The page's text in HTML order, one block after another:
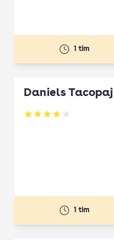
1 tim
Daniels Tacopaj
Betyg: 3.92 av 5
1 tim